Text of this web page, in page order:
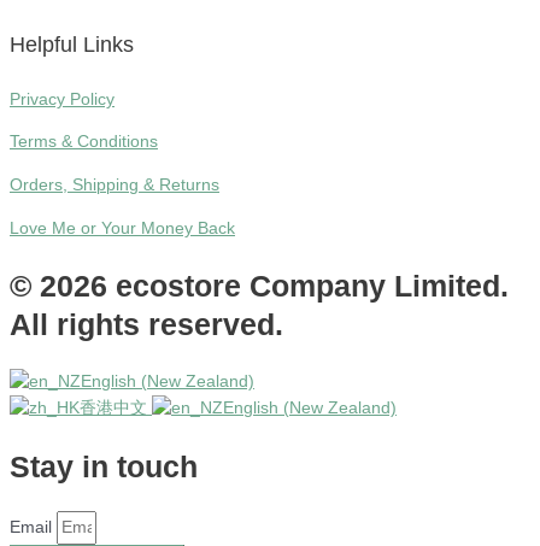
Helpful Links
Privacy Policy
Terms & Conditions
Orders, Shipping & Returns
Love Me or Your Money Back
© 2026 ecostore Company Limited.
All rights reserved.
English (New Zealand)
香港中文
English (New Zealand)
Stay in touch
Email